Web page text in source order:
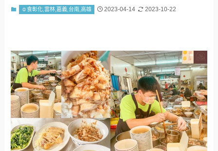
☺食彰化,雲林,嘉義,台南,高雄 2023-04-14 2023-10-22